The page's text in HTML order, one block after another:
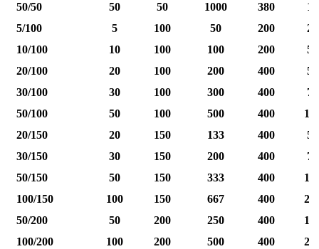
50/50
50 50 1000 380
12
5/100
5 100 50 200
25
10/100
10 100 100 200
50
20/100
20 100 200 400
50
30/100
30 100 300 400
75
50/100
50 100 500 400
20/150
20 150 133 400
50
30/150
30 150 200 400
75
50/150
50 150 333 400
100/150
100 150 667 400
50/200
50 200 250 400
100/200
100 200 500 400